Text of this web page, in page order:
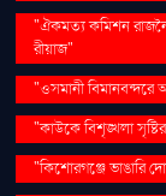
"ঐকমত্য কমিশন
রীয়াজ"
"ওসমানী বিমানবন্দরে
"কাউকে বিশৃঙ্খলা
"কিশোরগঞ্জে ভাঙারি